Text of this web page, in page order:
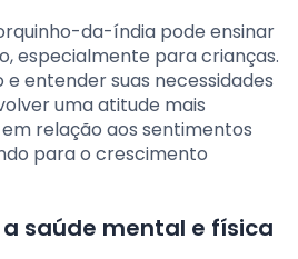
da-índia pode ensinar
especialmente para crianças.
e entender suas necessidades
uma atitude mais
relação aos sentimentos
para o crescimento
saúde mental e física